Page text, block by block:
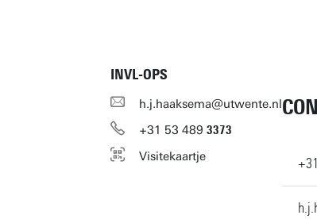
INVL-OPS
h.j.haaksema@utwente.nl
+31 53 489 3373
Visitekaartje